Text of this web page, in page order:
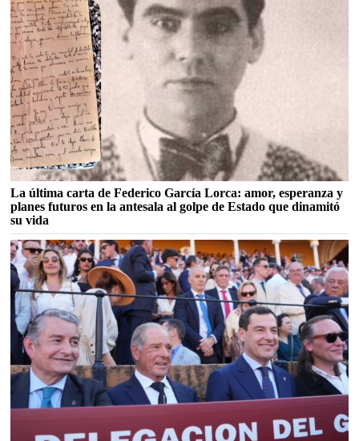
La última carta de Federico García Lorca: amor, esperanza y
planes futuros en la antesala al golpe de Estado que dinamitó
su vida